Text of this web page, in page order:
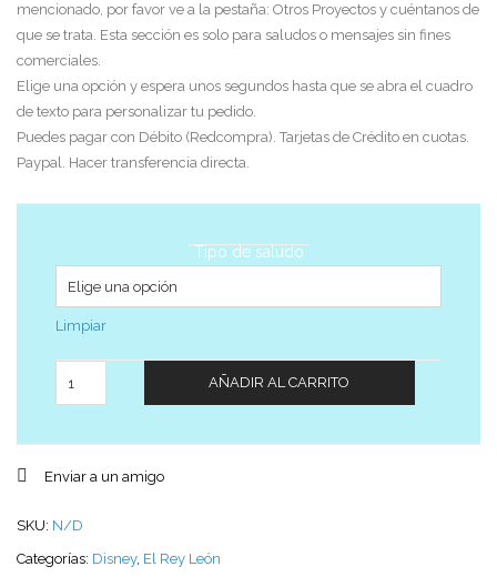
mencionado, por favor ve a la pestaña: Otros Proyectos y cuéntanos de
que se trata. Esta sección es solo para saludos o mensajes sin fines
comerciales.
Elige una opción y espera unos segundos hasta que se abra el cuadro
de texto para personalizar tu pedido.
Puedes pagar con Débito (Redcompra). Tarjetas de Crédito en cuotas.
Paypal. Hacer transferencia directa.
Tipo de saludo
Limpiar
AÑADIR AL CARRITO
Enviar a un amigo
SKU: N/D
Categorías: Disney, El Rey León